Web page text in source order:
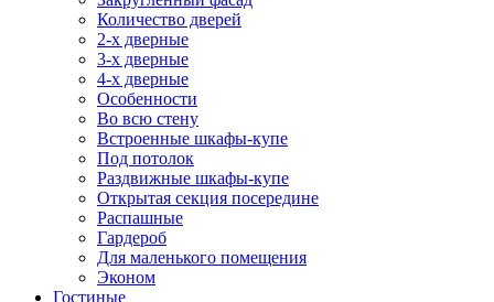
Количество дверей
2-х дверные
3-х дверные
4-х дверные
Особенности
Во всю стену
Встроенные шкафы-купе
Под потолок
Раздвижные шкафы-купе
Открытая секция посередине
Распашные
Гардероб
Для маленького помещения
Эконом
Гостиные